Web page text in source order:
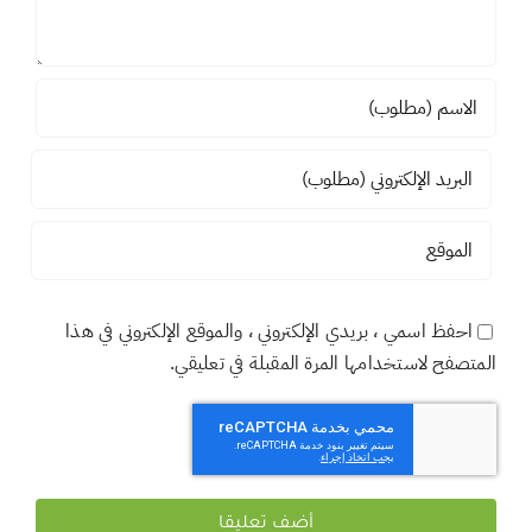
احفظ اسمي ، بريدي الإلكتروني ، والموقع الإلكتروني في هذا
المتصفح لاستخدامها المرة المقبلة في تعليقي.